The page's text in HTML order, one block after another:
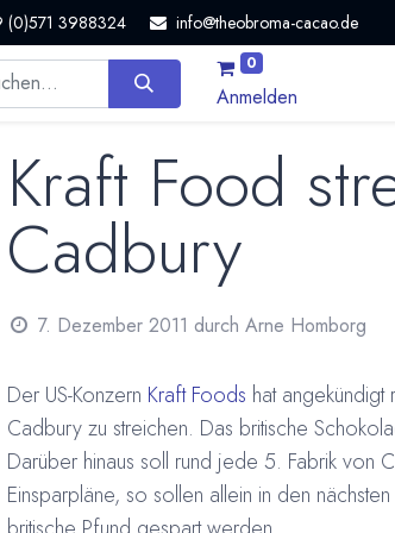
(0)571 3988324 info@theobroma-cacao.de
0
Anmelden
Kraft Food
Cadbury
7. Dezember 2011 durch Arne Homborg
Der US-Konzern Kraft Foods hat
Cadbury zu streichen. Das britische
Darüber hinaus soll rund jede 5. Fabrik von
Einsparpläne, so sollen allein in den